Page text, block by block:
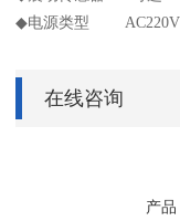
◆电源类型 AC220V
在线咨询
产品